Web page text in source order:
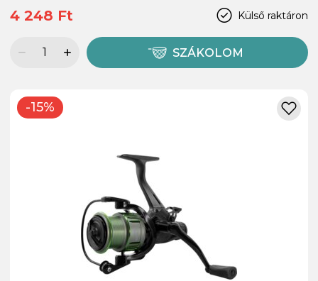
Külső raktáron
4 248 Ft
SZÁKOLOM
-15%